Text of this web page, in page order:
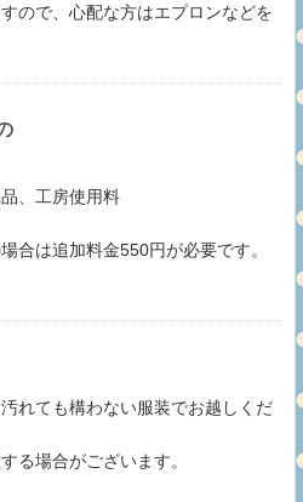
ので、心配な方はエプロンなどを
、工房使用料
合は追加料金550円が必要です。
れても構わない服装でお越しくだ
る場合がございます。